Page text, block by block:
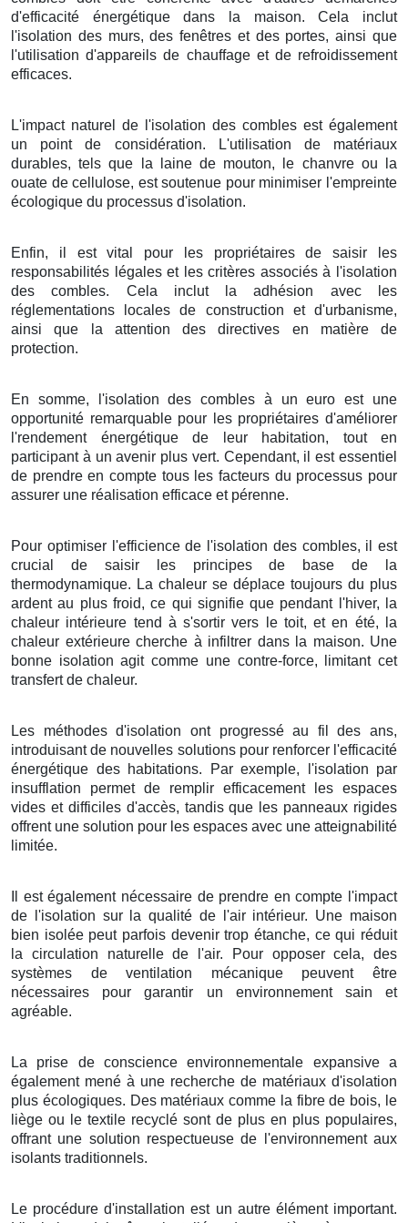
d'efficacité énergétique dans la maison. Cela inclut
l'isolation des murs, des fenêtres et des portes, ainsi que
l'utilisation d'appareils de chauffage et de refroidissement
efficaces.
L'impact naturel de l'isolation des combles est également
un point de considération. L'utilisation de matériaux
durables, tels que la laine de mouton, le chanvre ou la
ouate de cellulose, est soutenue pour minimiser l'empreinte
écologique du processus d'isolation.
Enfin, il est vital pour les propriétaires de saisir les
responsabilités légales et les critères associés à l'isolation
des combles. Cela inclut la adhésion avec les
réglementations locales de construction et d'urbanisme,
ainsi que la attention des directives en matière de
protection.
En somme, l'isolation des combles à un euro est une
opportunité remarquable pour les propriétaires d'améliorer
l'rendement énergétique de leur habitation, tout en
participant à un avenir plus vert. Cependant, il est essentiel
de prendre en compte tous les facteurs du processus pour
assurer une réalisation efficace et pérenne.
Pour optimiser l'efficience de l'isolation des combles, il est
crucial de saisir les principes de base de la
thermodynamique. La chaleur se déplace toujours du plus
ardent au plus froid, ce qui signifie que pendant l'hiver, la
chaleur intérieure tend à s'sortir vers le toit, et en été, la
chaleur extérieure cherche à infiltrer dans la maison. Une
bonne isolation agit comme une contre-force, limitant cet
transfert de chaleur.
Les méthodes d'isolation ont progressé au fil des ans,
introduisant de nouvelles solutions pour renforcer l'efficacité
énergétique des habitations. Par exemple, l'isolation par
insufflation permet de remplir efficacement les espaces
vides et difficiles d'accès, tandis que les panneaux rigides
offrent une solution pour les espaces avec une atteignabilité
limitée.
Il est également nécessaire de prendre en compte l'impact
de l'isolation sur la qualité de l'air intérieur. Une maison
bien isolée peut parfois devenir trop étanche, ce qui réduit
la circulation naturelle de l'air. Pour opposer cela, des
systèmes de ventilation mécanique peuvent être
nécessaires pour garantir un environnement sain et
agréable.
La prise de conscience environnementale expansive a
également mené à une recherche de matériaux d'isolation
plus écologiques. Des matériaux comme la fibre de bois, le
liège ou le textile recyclé sont de plus en plus populaires,
offrant une solution respectueuse de l'environnement aux
isolants traditionnels.
Le procédure d'installation est un autre élément important.